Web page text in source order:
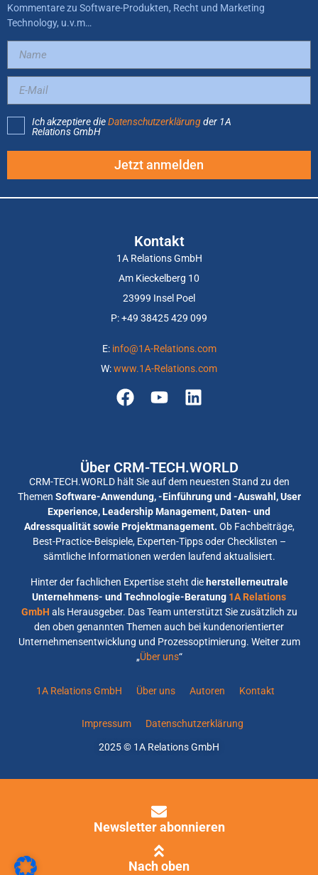
Kommentare zu Software-Produkten, Recht und Marketing
Technology, u.v.m…
Ich akzeptiere dieDatenschutzerklärungder 1A
Relations GmbH
Jetzt anmelden
Kontakt
1A Relations GmbH
Am Kieckelberg 10
23999 Insel Poel
P: +49 38425 429 099
E: info@1A-Relations.com
W:www.1A-Relations.com
Über CRM-TECH.WORLD
CRM-TECH.WORLD hält Sie auf dem neuesten Stand zu den
Themen Software-Anwendung, -Einführung und -Auswahl, User
Experience, Leadership Management, Daten- und
Adressqualität sowie Projektmanagement. Ob Fachbeiträge,
Best-Practice-Beispiele, Experten-Tipps oder Checklisten –
sämtliche Informationen werden laufend aktualisiert.
Hinter der fachlichen Expertise steht dieherstellerneutrale
Unternehmens- und Technologie-Beratung 1A Relations
GmbH als Herausgeber. Das Team unterstützt Sie zusätzlich zu
den oben genannten Themen auch bei kundenorientierter
Unternehmensentwicklung und Prozessoptimierung. Weiter zum
„Über uns“
1A Relations GmbH Über uns Autoren Kontakt
Impressum Datenschutzerklärung
2025 © 1A Relations GmbH
Newsletter abonnieren
Nach oben